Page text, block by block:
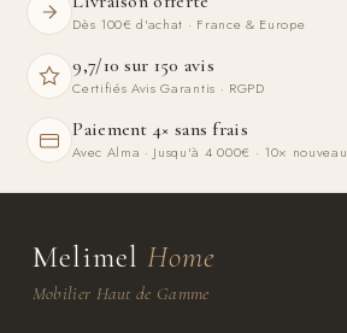
Dès 100€ d'achat · France & Europe
9,7/10 sur 150 avis
Certifiés Avis Garantis · RGPD
Paiement 4× sans frais
Avec Alma · Jusqu'à 4 000€ · 10× nouveau
Melimel Home
Mobilier Haut de Gamme